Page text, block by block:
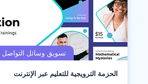
الحزمة الترويجية للتعليم عبر الإنترنت